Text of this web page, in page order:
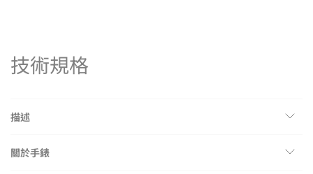
技術規格
描述
關於手錶